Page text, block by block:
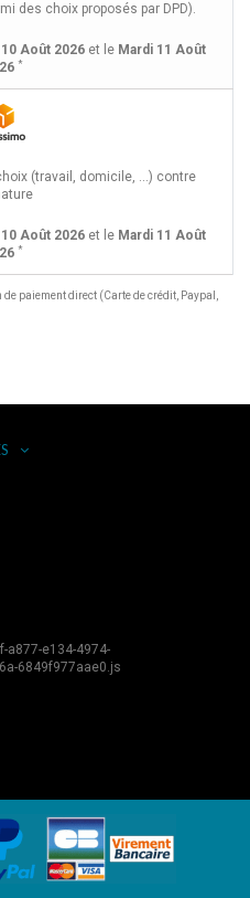
des choix proposés par DPD).
10 Août 2026et le Mardi 11 Août
*
(travail, domicile, ...) contre
10 Août 2026et le Mardi 11 Août
*
paiement direct (Carte de crédit, Paypal,
a877-e134-4974-
6849f977aae0.js